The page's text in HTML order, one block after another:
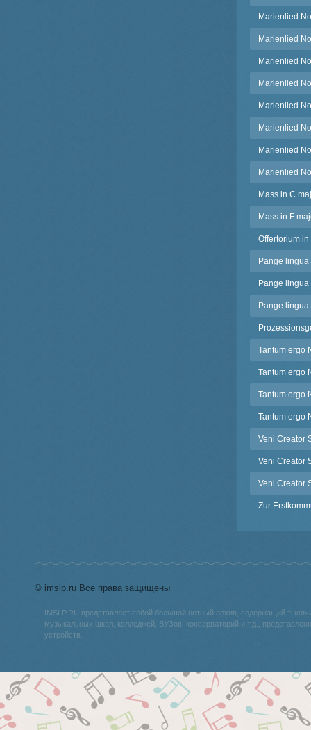
Marienlied
Marienlied
Marienlied
Marienlied
Marienlied
Marienlied
Marienlied
Marienlied
Mass in C
Mass in F
Offertorium
Pange
Pange
Pange
Tantum ergo
Tantum ergo
Tantum ergo
Tantum ergo
Veni Creator
Veni Creator
Veni Creator
Zur
© imslp.ru Все права защищены
IMSLP.RU представляет собой большой нотный архив, содержащий
музыкальных школ, колледжей, ВУЗов, консерваторий и т.д.,
устройств.